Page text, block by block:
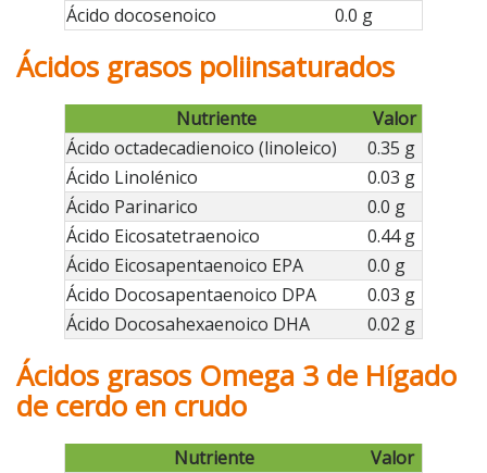
Ácido docosenoico
0.0 g
Ácidos grasos poliinsaturados
Nutriente
Valor
Ácido octadecadienoico (linoleico)
0.35 g
Ácido Linolénico
0.03 g
Ácido Parinarico
0.0 g
Ácido Eicosatetraenoico
0.44 g
Ácido Eicosapentaenoico EPA
0.0 g
Ácido Docosapentaenoico DPA
0.03 g
Ácido Docosahexaenoico DHA
0.02 g
Ácidos grasos Omega 3 de Hígado
de cerdo en crudo
Nutriente
Valor